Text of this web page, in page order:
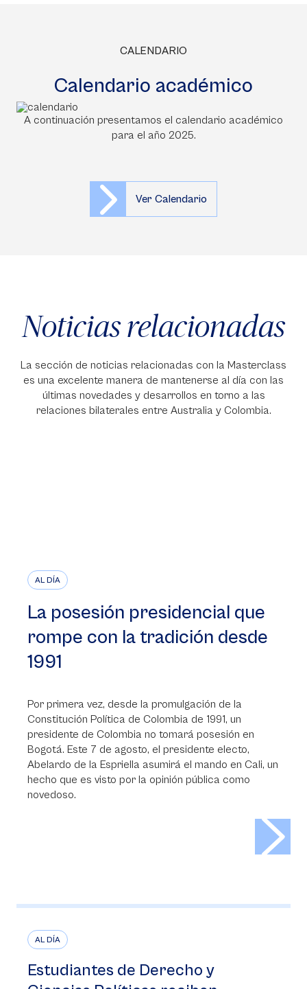
CALENDARIO
Calendario académico
A continuación presentamos el calendario académico
para el año 2025.
Ver Calendario
Noticias relacionadas
La sección de noticias relacionadas con la Masterclass
es una excelente manera de mantenerse al día con las
últimas novedades y desarrollos en torno a las
relaciones bilaterales entre Australia y Colombia.
AL DÍA
La posesión presidencial que
rompe con la tradición desde
1991
Por primera vez, desde la promulgación de la
Constitución Política de Colombia de 1991, un
presidente de Colombia no tomará posesión en
Bogotá. Este 7 de agosto, el presidente electo,
Abelardo de la Espriella asumirá el mando en Cali, un
hecho que es visto por la opinión pública como
novedoso.
AL DÍA
Estudiantes de Derecho y